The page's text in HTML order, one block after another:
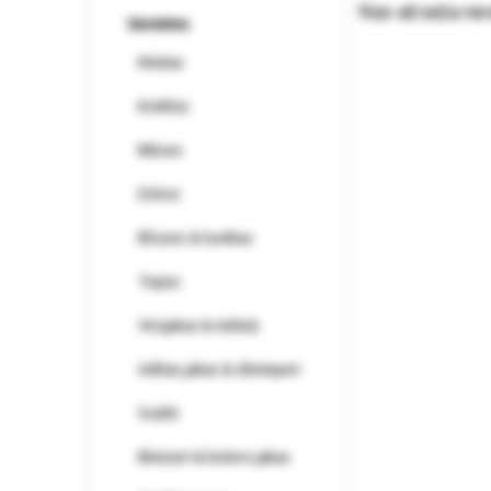
Sievietes
Kleitas
Krekliņi
Bikses
Džinsi
Blūzes & tunikas
Topiņi
Virsjakas & mēteļi
Adītas jakas & džemperi
Svārki
Bleizeri & bolero jakas
Nav atrasta